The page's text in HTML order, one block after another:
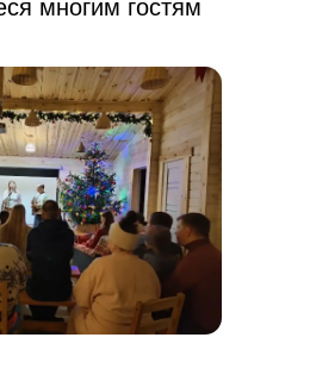
многим гостям